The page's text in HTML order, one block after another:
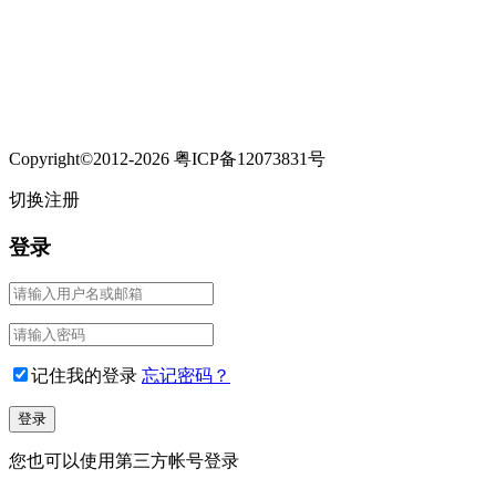
Copyright©2012-2026 粤ICP备12073831号
切换注册
登录
记住我的登录 忘记密码？
您也可以使用第三方帐号登录